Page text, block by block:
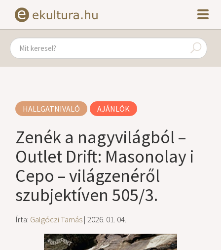
HALLGATNIVALÓ AJÁNLÓK
Zenék a nagyvilágból –
Outlet Drift: Masonolay i
Cepo – világzenéről
szubjektíven 505/3.
Írta: Galgóczi Tamás| 2026. 01. 04.